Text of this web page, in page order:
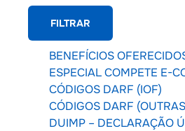
BENEFÍCIOS
ESPECIAL COMPETE E-
CÓDIGOS DARF (IOF)
CÓDIGOS DARF
DUIMP – DECLARAÇÃO